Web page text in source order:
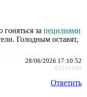
за пецилиями
Голодным оставят,
28/06/2026 17:10:52
#3245149
Ответить